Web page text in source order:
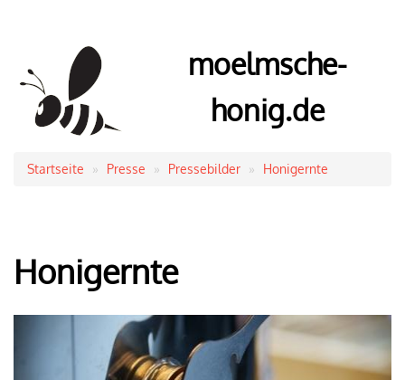
moelmsche-
honig.de
Pfadnavigation
Startseite Presse Pressebilder Honigernte
Honigernte